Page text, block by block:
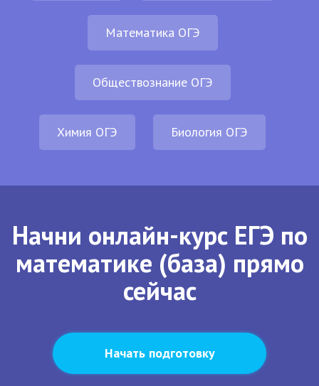
Математика ОГЭ
Обществознание ОГЭ
Химия ОГЭ Биология ОГЭ
Начни онлайн-курс ЕГЭ по
математике (база) прямо
сейчас
Начать подготовку